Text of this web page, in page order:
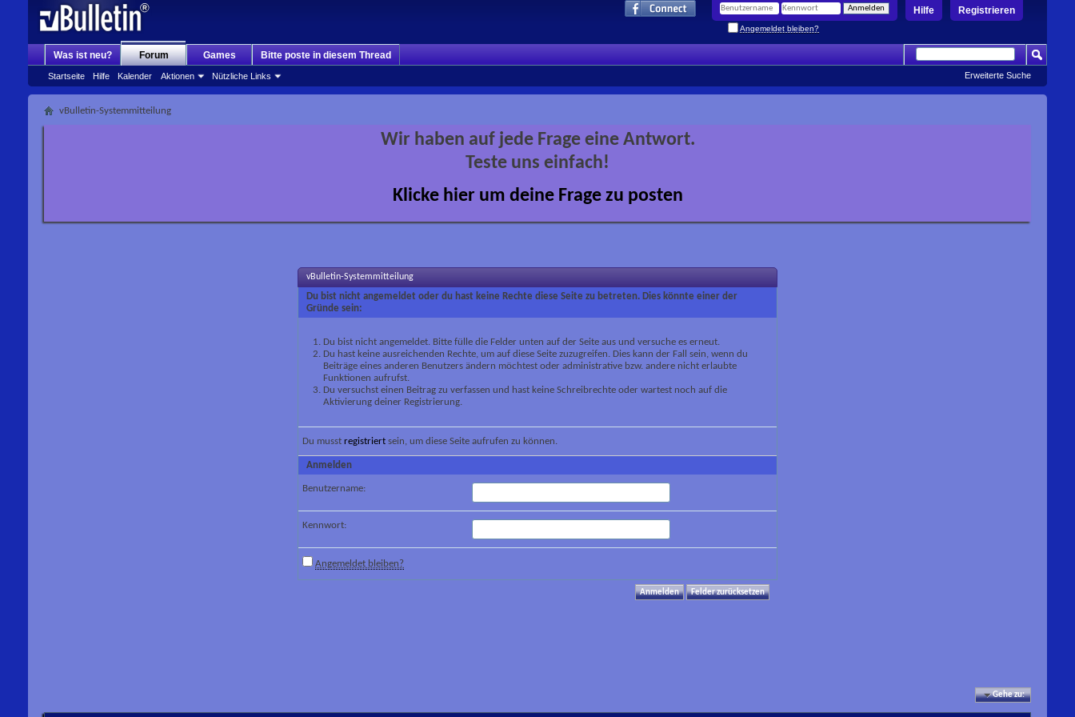
Registrieren
Hilfe
Angemeldet bleiben?
Was ist neu? Forum
Startseite Hilfe Kalender Aktionen Nützliche Links
Games Bitte poste in diesem Thread
Erweiterte Suche
vBulletin-Systemmitteilung
Wir haben auf jede Frage eine Antwort.
Teste uns einfach!
Klicke hier um deine Frage zu posten
vBulletin-Systemmitteilung
Du bist nicht angemeldet oder du hast keine Rechte diese Seite zu betreten. Dies könnte einer der
Gründe sein:
Du bist nicht angemeldet. Bitte fülle die Felder unten auf der Seite aus und versuche es erneut.
Du hast keine ausreichenden Rechte, um auf diese Seite zuzugreifen. Dies kann der Fall sein, wenn du
Beiträge eines anderen Benutzers ändern möchtest oder administrative bzw. andere nicht erlaubte
Funktionen aufrufst.
Du versuchst einen Beitrag zu verfassen und hast keine Schreibrechte oder wartest noch auf die
Aktivierung deiner Registrierung.
Du musst registriert sein, um diese Seite aufrufen zu können.
Anmelden
Benutzername:
Kennwort:
Angemeldet bleiben?
Gehe zu: